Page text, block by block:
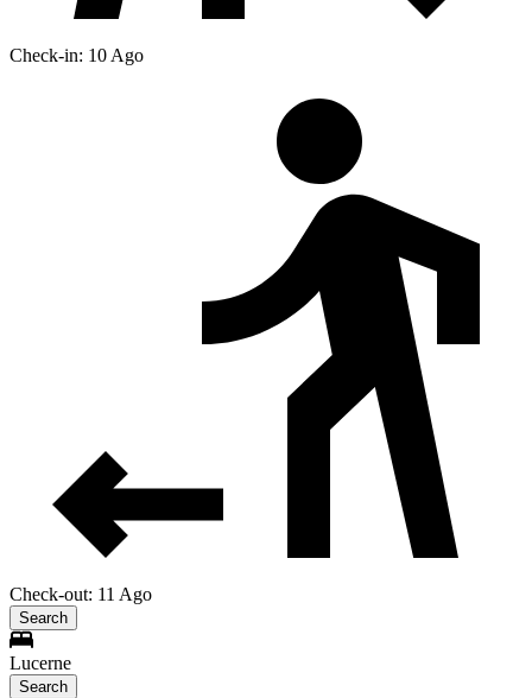
Check-in: 10 Ago
Check-out: 11 Ago
Search
Lucerne
Search